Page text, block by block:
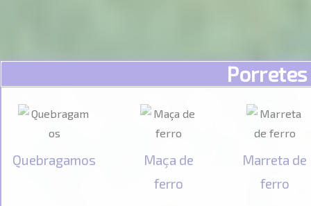
Porretes
Quebragamos
Maça de
ferro
Marreta de
ferro